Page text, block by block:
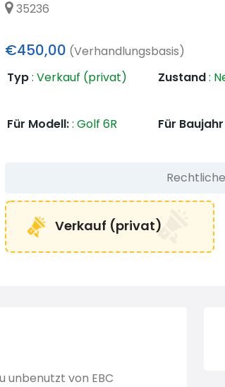
35236
€450,00 (Verhandlungsbasis)
Typ: Verkauf (privat) Zustand:
Für Modell:: Golf 6R Für
Verkauf (privat)
unbenutzt von EBC